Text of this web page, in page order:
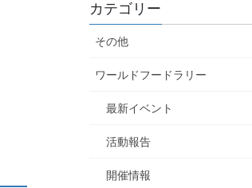
カテゴリー
その他
ワールドフードラリー
最新イベント
活動報告
開催情報